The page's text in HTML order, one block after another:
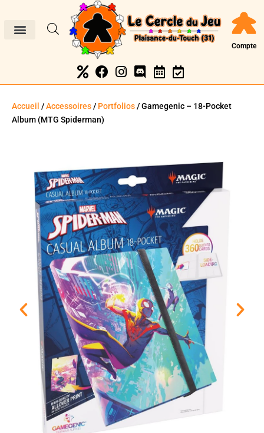
Compte
Accueil /Accessoires/ Portfolios/ Gamegenic – 18-Pocket
Album (MTG Spiderman)